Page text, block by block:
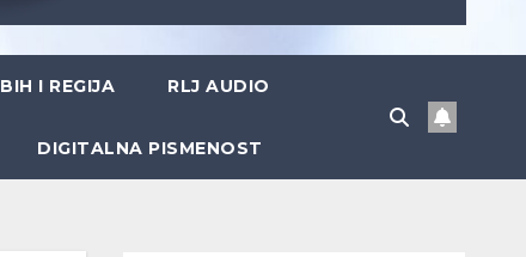
BIH I REGIJA RLJ AUDIO
DIGITALNA PISMENOST